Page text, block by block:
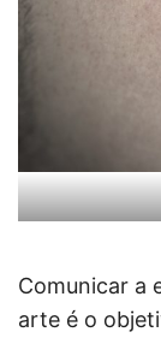
Comunicar a
arte é o